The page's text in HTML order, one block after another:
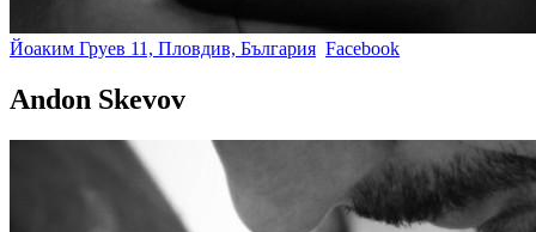
Йоаким Груев 11, Пловдив, България Facebook
Andon Skevov